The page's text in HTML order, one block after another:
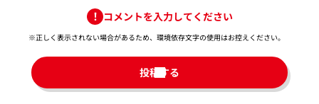
コメントを入力してください
※正しく表示されない場合があるため、環境依存文字の使用はお控えください。​
投稿する